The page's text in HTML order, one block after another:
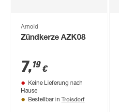
Arnold
Zündkerze AZK08
7,19 €
Keine Lieferung nach
Hause
Bestellbar in Troisdorf